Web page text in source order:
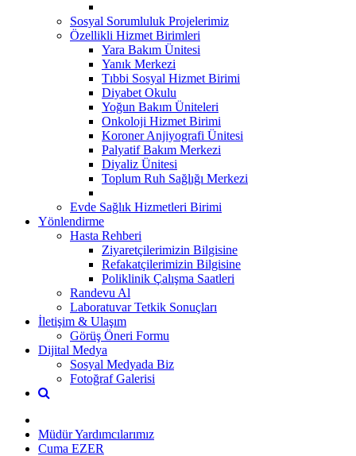
Sosyal Sorumluluk Projelerimiz
Özellikli Hizmet Birimleri
Yara Bakım Ünitesi
Yanık Merkezi
Tıbbi Sosyal Hizmet Birimi
Diyabet Okulu
Yoğun Bakım Üniteleri
Onkoloji Hizmet Birimi
Koroner Anjiyografi Ünitesi
Palyatif Bakım Merkezi
Diyaliz Ünitesi
Toplum Ruh Sağlığı Merkezi
Evde Sağlık Hizmetleri Birimi
Yönlendirme
Hasta Rehberi
Ziyaretçilerimizin Bilgisine
Refakatçilerimizin Bilgisine
Poliklinik Çalışma Saatleri
Randevu Al
Laboratuvar Tetkik Sonuçları
İletişim & Ulaşım
Görüş Öneri Formu
Dijital Medya
Sosyal Medyada Biz
Fotoğraf Galerisi
Müdür Yardımcılarımız
Cuma EZER